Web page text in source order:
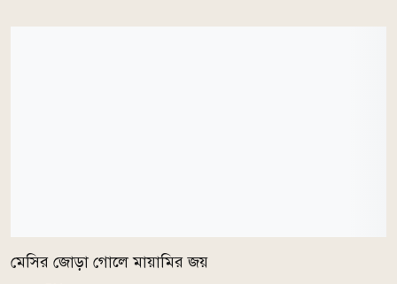
মেসির জোড়া গোলে মায়ামির জয়